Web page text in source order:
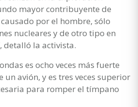
mayor contribuyente de
por el hombre, sólo
nucleares y de otro tipo en
detalló la activista.
es ocho veces más fuerte
un avión, y es tres veces superior
para romper el tímpano